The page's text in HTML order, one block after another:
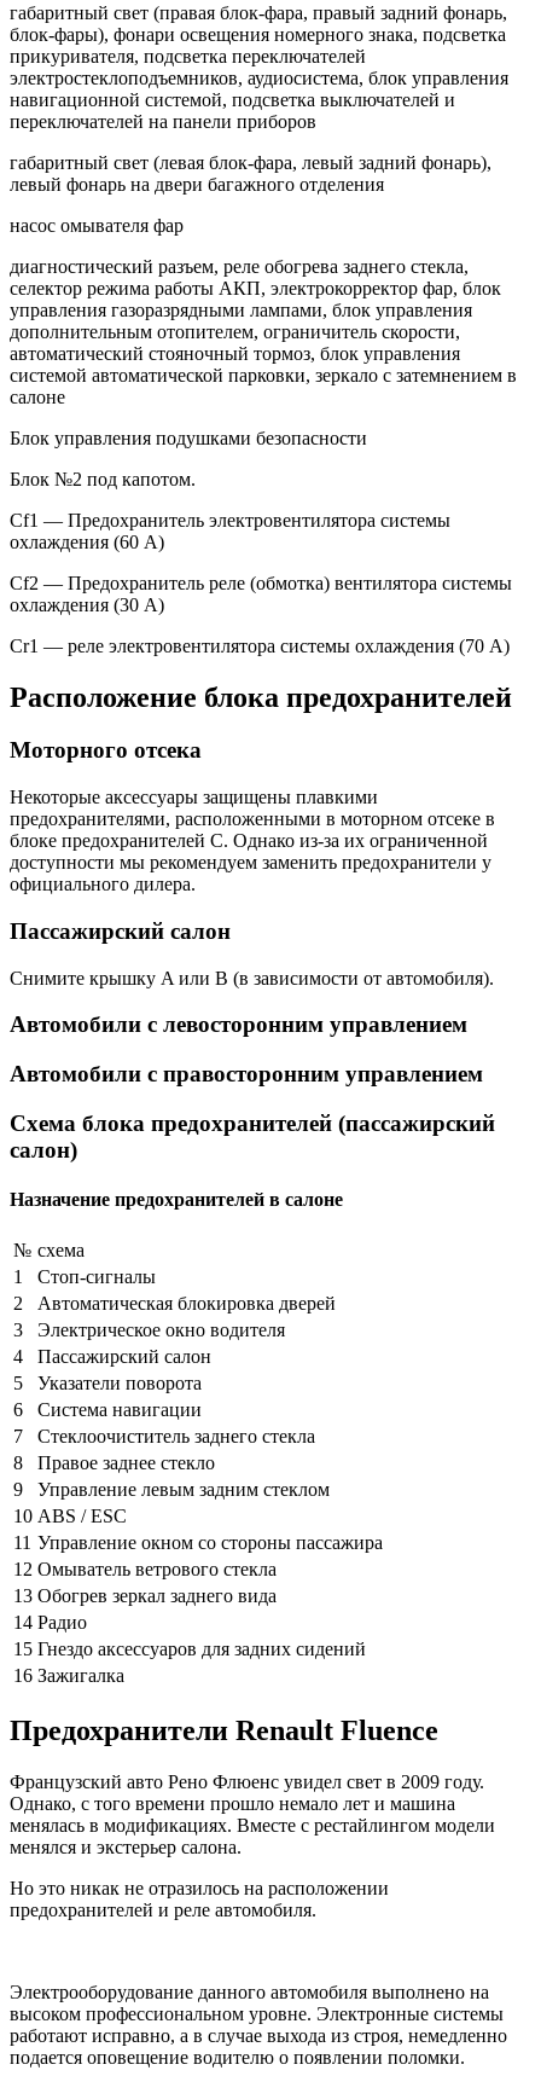
габаритный свет (правая блок-фара, правый задний фонарь,
блок-фары), фонари освещения но­мерного знака, подсветка
прикуривателя, подсветка переключателей
электростеклоподъемников, аудиосистема, блок управления
навигационной системой, подсветка выключателей и
переключате­лей на панели приборов
габаритный свет (левая блок-фара, левый задний фонарь),
левый фонарь на двери багажного отде­ления
насос омывателя фар
диагностический разъем, реле обогрева заднего стекла,
селектор режима работы АКП, электрокорректор фар, блок
управления газоразрядными лампами, блок управления
дополнительным отопителем, ограничитель скорости,
автоматический стояночный тормоз, блок управления
системой автоматической парковки, зеркало с затемнением в
салоне
Блок управления подушками безопасности
Блок №2 под капотом.
Cf1 — Предохранитель электровентилятора системы
охлаждения (60 А)
Cf2 — Предохранитель реле (обмотка) вентилятора системы
охлаждения (30 А)
Cr1 — реле электровентилятора системы охлаждения (70 А)
Расположение блока предохранителей
Моторного отсека
Некоторые аксессуары защищены плавкими
предохранителями, расположенными в моторном отсеке в
блоке предохранителей C. Однако из-за их ограниченной
доступности мы рекомендуем заменить предохранители у
официального дилера.
Пассажирский салон
Снимите крышку A или B (в зависимости от автомобиля).
Автомобили с левосторонним управлением
Автомобили с правосторонним управлением
Схема блока предохранителей (пассажирский
салон)
Назначение предохранителей в салоне
№ схема
1
Стоп-сигналы
2
Автоматическая блокировка дверей
3
Электрическое окно водителя
4
Пассажирский салон
5
Указатели поворота
6
Система навигации
7
Стеклоочиститель заднего стекла
8
Правое заднее стекло
9
Управление левым задним стеклом
10 ABS / ESC
11 Управление окном со стороны пассажира
12 Омыватель ветрового стекла
13 Обогрев зеркал заднего вида
14 Радио
15 Гнездо аксессуаров для задних сидений
16 Зажигалка
Предохранители Renault Fluence
Французский авто Рено Флюенс увидел свет в 2009 году.
Однако, с того времени прошло немало лет и машина
менялась в модификациях. Вместе с рестайлингом модели
менялся и экстерьер салона.
Но это никак не отразилось на расположении
предохранителей и реле автомобиля.
Электрооборудование данного автомобиля выполнено на
высоком профессиональном уровне. Электронные системы
работают исправно, а в случае выхода из строя, немедленно
подается оповещение водителю о появлении поломки.